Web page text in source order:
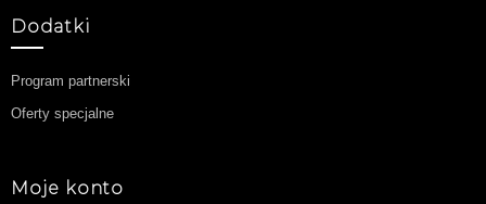
Dodatki
Program partnerski
Oferty specjalne
Moje konto